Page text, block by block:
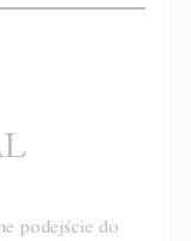
podejście do